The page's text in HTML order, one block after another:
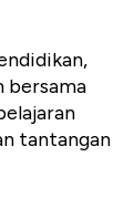
bersama
tantangan